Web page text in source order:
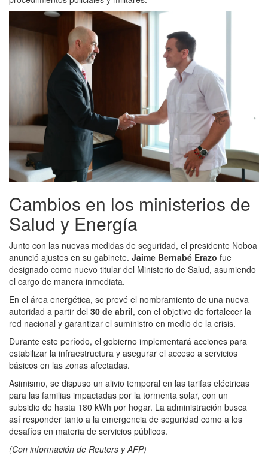
Cambios en los ministerios de
Salud y Energía
Junto con las nuevas medidas de seguridad, el presidente Noboa
anunció ajustes en su gabinete. Jaime Bernabé Erazo fue
designado como nuevo titular del Ministerio de Salud, asumiendo
el cargo de manera inmediata.
En el área energética, se prevé el nombramiento de una nueva
autoridad a partir del 30 de abril, con el objetivo de fortalecer la
red nacional y garantizar el suministro en medio de la crisis.
Durante este período, el gobierno implementará acciones para
estabilizar la infraestructura y asegurar el acceso a servicios
básicos en las zonas afectadas.
Asimismo, se dispuso un alivio temporal en las tarifas eléctricas
para las familias impactadas por la tormenta solar, con un
subsidio de hasta 180 kWh por hogar. La administración busca
así responder tanto a la emergencia de seguridad como a los
desafíos en materia de servicios públicos.
(Con información de Reuters y AFP)